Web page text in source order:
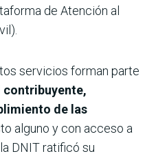
de Atención al
servicios forman parte
de las
alguno y con acceso a
DNIT ratificó su